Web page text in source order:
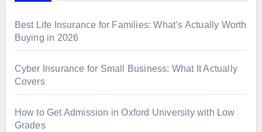
Best Life Insurance for Families: What’s Actually Worth
Buying in 2026
Cyber Insurance for Small Business: What It Actually
Covers
How to Get Admission in Oxford University with Low
Grades